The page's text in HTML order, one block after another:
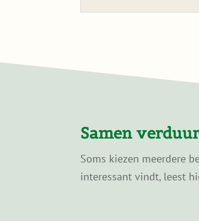
Samen
Soms kiezen meerdere
interessant vindt, leest